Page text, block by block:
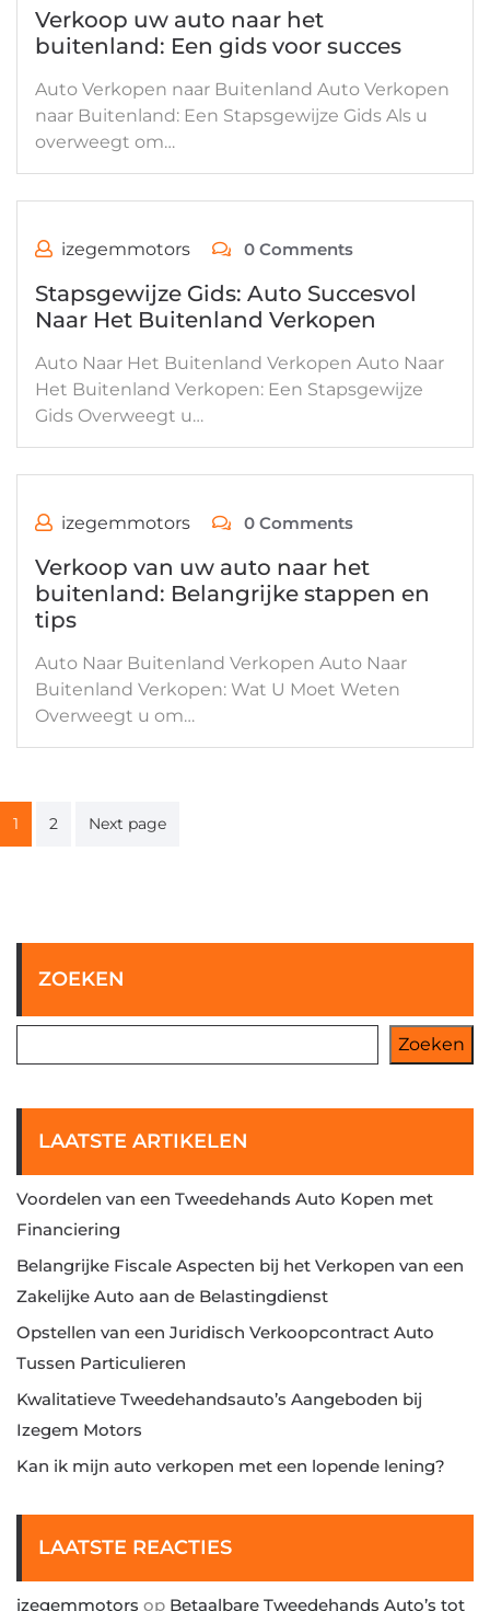
Verkoop uw auto naar het
buitenland: Een gids voor succes
Auto Verkopen naar Buitenland Auto Verkopen
naar Buitenland: Een Stapsgewijze Gids Als u
overweegt om…
izegemmotors 0 Comments
Stapsgewijze Gids: Auto Succesvol
Naar Het Buitenland Verkopen
Auto Naar Het Buitenland Verkopen Auto Naar
Het Buitenland Verkopen: Een Stapsgewijze
Gids Overweegt u…
izegemmotors 0 Comments
Verkoop van uw auto naar het
buitenland: Belangrijke stappen en
tips
Auto Naar Buitenland Verkopen Auto Naar
Buitenland Verkopen: Wat U Moet Weten
Overweegt u om…
Berichten
1 2 Next page
ZOEKEN
Zoeken
LAATSTE ARTIKELEN
Voordelen van een Tweedehands Auto Kopen met
Financiering
Belangrijke Fiscale Aspecten bij het Verkopen van een
Zakelijke Auto aan de Belastingdienst
Opstellen van een Juridisch Verkoopcontract Auto
Tussen Particulieren
Kwalitatieve Tweedehandsauto’s Aangeboden bij
Izegem Motors
Kan ik mijn auto verkopen met een lopende lening?
LAATSTE REACTIES
izegemmotors op Betaalbare Tweedehands Auto’s tot